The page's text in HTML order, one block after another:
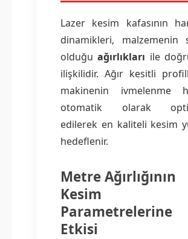
Lazer kesim kafasının
dinamikleri, malzemenin
olduğuağırlıkları ile
ilişkilidir. Ağır kesitli
makinenin ivmelenme
otomatik olarak
edilerek en kaliteli kesim
hedeflenir.
Metre Ağırlığının
Kesim
Parametrelerine
Etkisi